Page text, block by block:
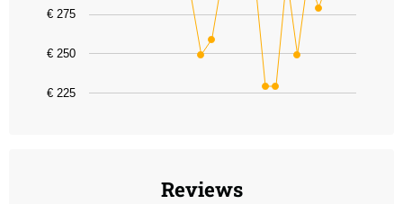
The chart has 1 Y axis displaying values. Data ranges from 229 to
€ 225
€ 250
€ 275
Reviews